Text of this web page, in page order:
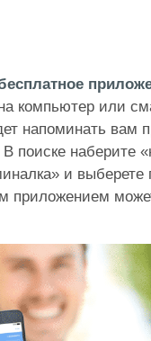
компьютер или
напоминать вам
поиске наберите
и выберете
приложением